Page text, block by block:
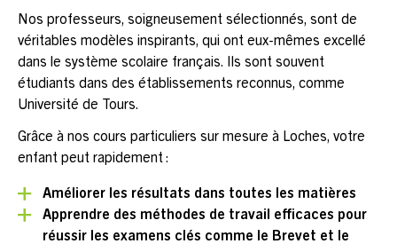
Nos professeurs, soigneusement sélectionnés, sont de
véritables modèles inspirants, qui ont eux-mêmes excellé
dans le système scolaire français. Ils sont souvent
étudiants dans des établissements reconnus, comme
Université de Tours.
Grâce à nos cours particuliers sur mesure à Loches, votre
enfant peut rapidement :
Améliorer les résultats dans toutes les matières
Apprendre des méthodes de travail efficaces pour
réussir les examens clés comme le Brevet et le